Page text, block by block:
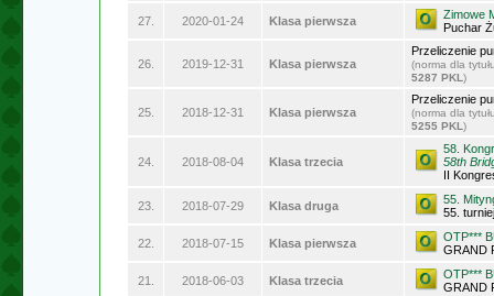
27. 2020-01-24 Klasa pierwsza
Zimowe
Puchar
26. 2019-12-31 Klasa pierwsza
Przeliczenie
(norma dla
5287 PKL )
25. 2018-12-31 Klasa pierwsza
Przeliczenie
(norma dla
5255 PKL )
24. 2018-08-04 Klasa trzecia
58.
58th
II
23. 2018-07-29 Klasa druga
55.
55.
22. 2018-07-15 Klasa pierwsza
OTP***
GRAND
21. 2018-06-03 Klasa trzecia
OTP***
GRAND